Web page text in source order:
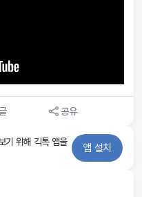
공유
기 위해 긱톡 앱을
앱 설치